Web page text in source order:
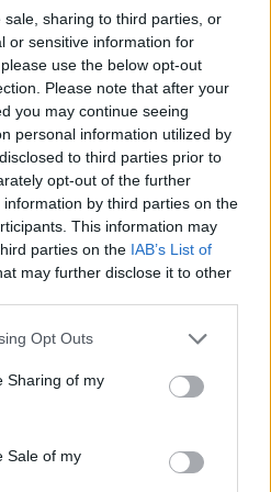
sharing to third parties, or
or sensitive information for
use the below opt-out
Please note that after your
you may continue seeing
personal information utilized by
to third parties prior to
opt-out of the further
by third parties on the
This information may
parties on the IAB’s List of
may further disclose it to other
app uses one or more Google
behaviour. You may click to
and its third-party tags to
purposes in below Google
Opt Outs
Sharing of my
Sale of my
έχει εντοπιστεί σε
Μάλιστα
σε ένα παγκάκι έξω από
μόλις την πλησίασε, εκείνη
ανέφεραν ότι την
αερογέφυρα Κορδελιού.
μην την βρούμε, γιατί
της, η 34χρονη ζούσε
15 χρόνια. Είχε
ως υπάλληλος σε
ωστόσο όπως λέει η